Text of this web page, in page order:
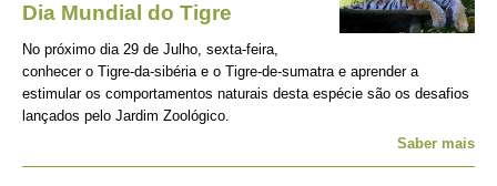
Dia Mundial do Tigre
No próximo dia 29 de Julho, sexta-feira,
conhecer o Tigre-da-sibéria e o Tigre-de-sumatra e aprender a
estimular os comportamentos naturais desta espécie são os desafios
lançados pelo Jardim Zoológico.
Saber mais